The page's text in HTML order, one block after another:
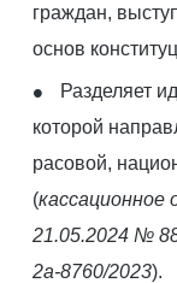
граждан,
основ
Разделяет
которой
расовой,
(
21.05.2024 №
2а-8760/2023).